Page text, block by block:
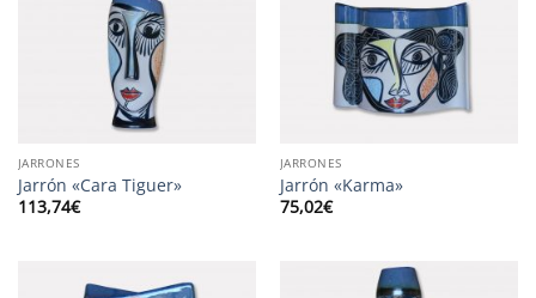
JARRONES
Jarrón «Cara Tiguer»
113,74€
JARRONES
Jarrón «Karma»
75,02€